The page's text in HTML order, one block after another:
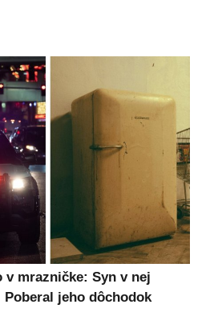
v mrazničke: Syn v nej
jeho dôchodok